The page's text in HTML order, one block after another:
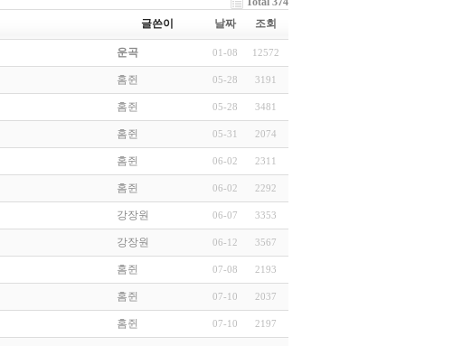
글쓴이 날짜 조회
운곡 01-08 12572
홈쥔 05-28 3191
홈쥔 05-28 3481
홈쥔 05-31 2074
홈쥔 06-02 2311
홈쥔 06-02 2292
강장원 06-07 3353
강장원 06-12 3567
홈쥔 07-08 2193
홈쥔 07-10 2037
홈쥔 07-10 2197